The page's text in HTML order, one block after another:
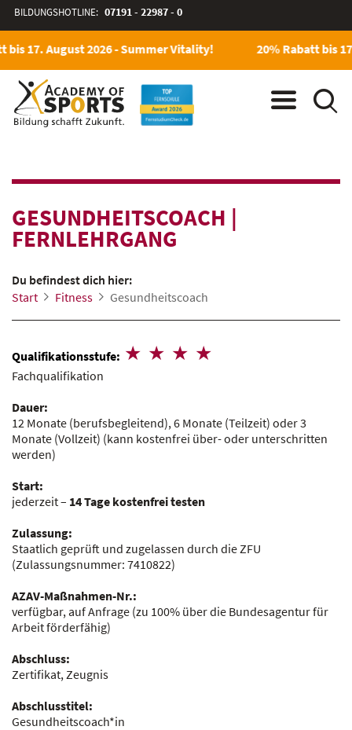
BILDUNGSHOTLINE: 07191 - 22987 - 0
17. August 2026 - Summer Vitality! 20% Rabatt bis
GESUNDHEITSCOACH |
FERNLEHRGANG
Du befindest dich hier:
Start
Fitness Gesundheitscoach
Qualifikationsstufe:
Fachqualifikation
Dauer:
12 Monate (berufsbegleitend), 6 Monate (Teilzeit) oder 3
Monate (Vollzeit) (kann kostenfrei über- oder unterschritten
werden)
Start:
jederzeit – 14 Tage kostenfrei testen
Zulassung:
Staatlich geprüft und zugelassen durch die ZFU
(Zulassungsnummer: 7410822)
AZAV-Maßnahmen-Nr.:
verfügbar, auf Anfrage (zu 100% über die Bundesagentur für
Arbeit förderfähig)
Abschluss:
Zertifikat, Zeugnis
Abschlusstitel:
Gesundheitscoach*in